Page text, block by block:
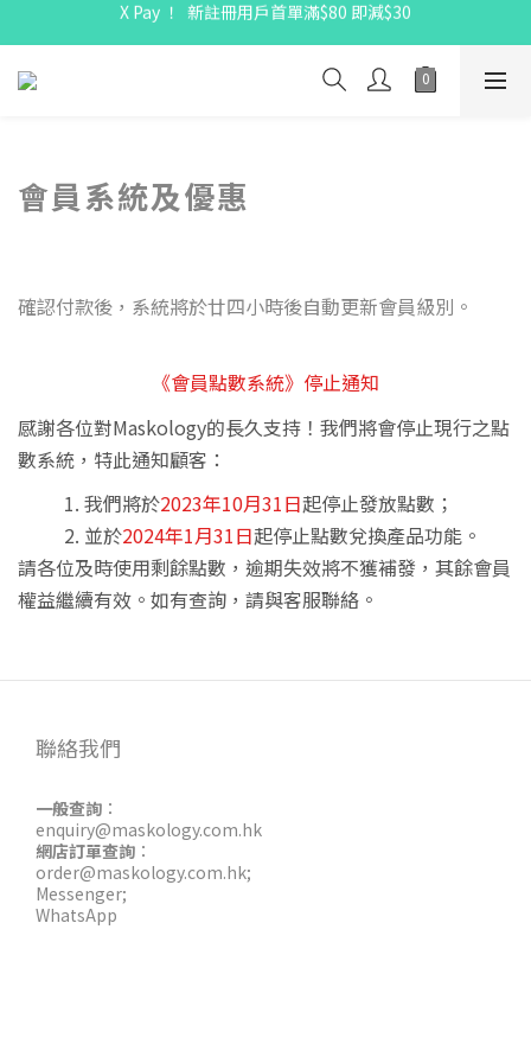
X Pay ！  新註冊用戶首單滿$80 即減$30
X Pay ！  新註冊用戶首單滿$80 即減$30
全線駱駝牌產品會員 9 折
購物折實滿$300可享免運費
會員系統及優惠
確認付款後，系統將於廿四小時後自動更新會員級別。
《會員點數系統》停止通知
感謝各位對Maskology的長久支持！ 我們將會停止現行之點
數系統，特此通知顧客：
我們將於2023年10月31日起停止發放點數 ；
並於2024年1月31日起停止點數兌換產品功能。
請各位及時使用剩餘點數，逾期失效將不獲補發，其餘會員
權益繼續有效。 如有查詢，請與客服聯絡。
聯絡我們
一般查詢 ：
enquiry@maskology.com.hk
網店訂單查詢 ：
order@maskology.com.hk;
Messenger;
WhatsApp